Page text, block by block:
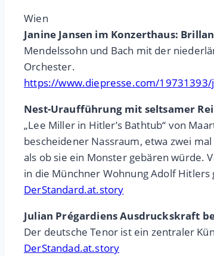
Wien
Janine Jansen im Konzerthaus:
Mendelssohn und Bach mit der
Orchester.
https://www.diepresse.com/
Nest-Uraufführung mit seltsamer
„Lee Miller in Hitler’s Bathtub“ von
bescheidener Nassraum, etwa zwei
als ob sie ein Monster gebären würde.
in die Münchner Wohnung Adolf
DerStandard.at.story
Julian Prégardiens Ausdruckskraft
Der deutsche Tenor ist ein zentraler
DerStandad.at.story